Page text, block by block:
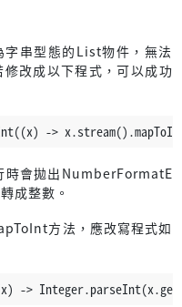
串型態的List物件，無法
改成以下程式，可以成功
->
時會拋出NumberFormatE
成整數。
方法，應改寫程式如
->